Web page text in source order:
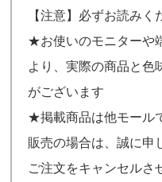
【注意】必ずお読みく
★お使いのモニターや
より、実際の商品と色
がございます
★掲載商品は他モール
販売の場合は、誠に申
ご注文をキャンセルさ